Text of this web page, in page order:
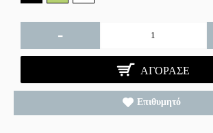
-
ΑΓΌΡΑΣΕ
Επιθυμητό